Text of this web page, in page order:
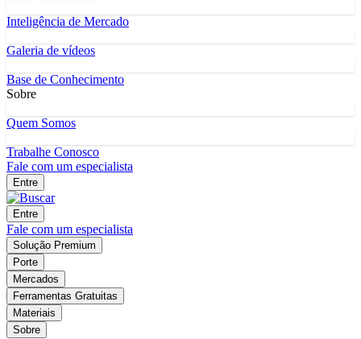
Inteligência de Mercado
Galeria de vídeos
Base de Conhecimento
Sobre
Quem Somos
Trabalhe Conosco
Fale com um especialista
Entre
Entre
Fale com um especialista
Solução Premium
Porte
Mercados
Ferramentas Gratuitas
Materiais
Sobre